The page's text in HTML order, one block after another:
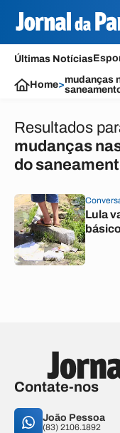
Últimas Notícias
Home>mudanças
Resultados
mudanças
do
Lula
Contate-nos
João Pessoa
(83) 2106.1892